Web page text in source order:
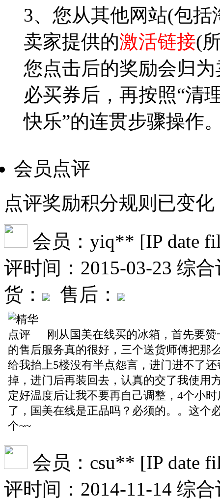
3、您从其他网站(包
卖家提供的激活链接(
您点击后的奖励会归
必买券后，再按照“清
快乐”的连贯步骤操作
会员点评
点评奖励积分规则已变化
会员：yiq** [IP date
评时间：2015-03-23 综合
货：
售后：
刚从国美在线买的冰箱，首先要
的售后服务真的很好，三个送货师傅把那
给我抬上5楼没有半点怨言，进门进不了
掉，进门后再装回去，认真的交了我使用
定好温度后让我不要再自己调整，4个小
了，国美在线是正品吗？必须的。。这个
个~~
会员：csu** [IP date
评时间：2014-11-14 综合